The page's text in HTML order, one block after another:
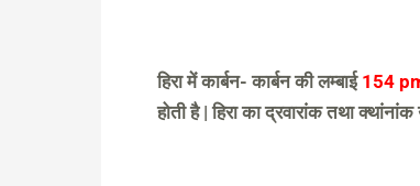
हिरा में कार्बन- कार्बन की लम्बाई154
होती है | हिरा का द्रवारांक तथा